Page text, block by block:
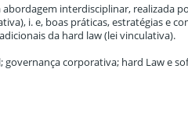
interdisciplinar, realizada
i. e, boas práticas, estratégias e
da hard law (lei vinculativa).
governança corporativa; hard Law e